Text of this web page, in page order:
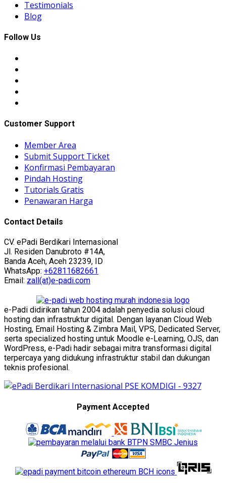
Testimonials
Blog
Follow Us
Customer Support
Member Area
Submit Support Ticket
Konfirmasi Pembayaran
Pindah Hosting
Tutorials Gratis
Penawaran Harga
Contact Details
CV. ePadi Berdikari Internasional
Jl. Residen Danubroto #14A,
Banda Aceh, Aceh 23239, ID
WhatsApp: +62811682661
Email: zall(at)e-padi.com
e-Padi didirikan tahun 2004 adalah penyedia solusi cloud
hosting dan infrastruktur digital. Dengan layanan Cloud Web
Hosting, Email Hosting & Zimbra Mail, VPS, Dedicated Server,
serta specialized hosting untuk Moodle e-Learning, OJS, dan
WordPress, e-Padi hadir sebagai mitra transformasi digital
terpercaya yang didukung infrastruktur stabil dan dukungan
teknis profesional.
Payment Accepted